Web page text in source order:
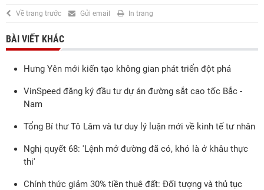
Về trang trước Gửi email In trang
BÀI VIẾT KHÁC
Hưng Yên mới kiến tạo không gian phát triển đột phá
VinSpeed đăng ký đầu tư dự án đường sắt cao tốc Bắc -
Nam
Tổng Bí thư Tô Lâm và tư duy lý luận mới về kinh tế tư nhân
Nghị quyết 68: 'Lệnh mở đường đã có, khó là ở khâu thực
thi'
Chính thức giảm 30% tiền thuê đất: Đối tượng và thủ tục